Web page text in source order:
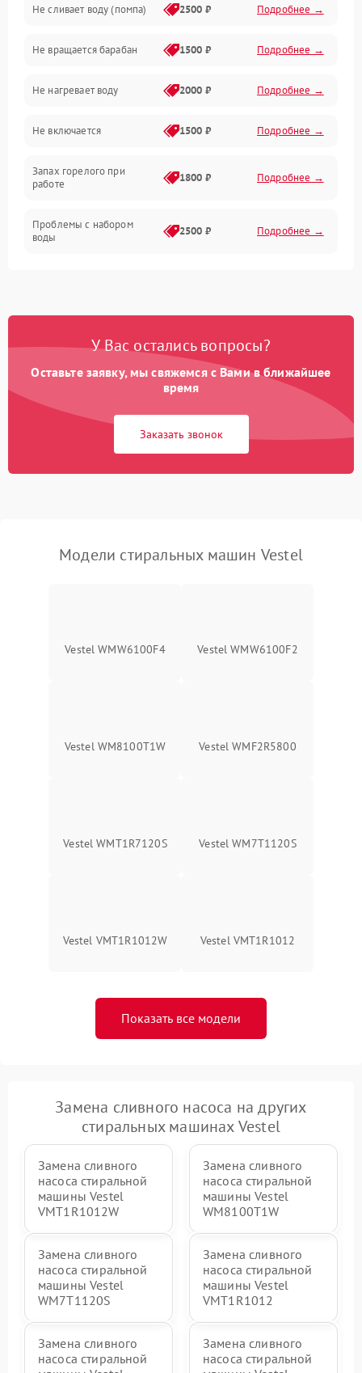
Водоснабжение
Слив
Программное обеспечение
Не сливает воду (помпа) 2500 ₽ Подробнее →
Не вращается барабан 1500 ₽ Подробнее →
Не нагревает воду 2000 ₽ Подробнее →
Не включается 1500 ₽ Подробнее →
Запах горелого при
работе
1800 ₽ Подробнее →
Проблемы с набором
воды
2500 ₽ Подробнее →
Замена платы управления 2200 ₽ Подробнее →
У Вас остались вопросы?
Оставьте заявку, мы свяжемся с Вами в ближайшее
время
Заказать звонок
Модели стиральных машин Vestel
Vestel WMW6100F4 Vestel WMW6100F2
Vestel WM8100T1W Vestel WMF2R5800
Vestel WMT1R7120S Vestel WM7T1120S
Vestel VMT1R1012W Vestel VMT1R1012
Показать все модели
Замена сливного насоса на других
стиральных машинах Vestel
Замена сливного
насоса стиральной
машины Vestel
VMT1R1012W
Замена сливного
насоса стиральной
машины Vestel
WM8100T1W
Замена сливного
насоса стиральной
машины Vestel
WM7T1120S
Замена сливного
насоса стиральной
машины Vestel
VMT1R1012
Замена сливного
насоса стиральной
Замена сливного
насоса стиральной